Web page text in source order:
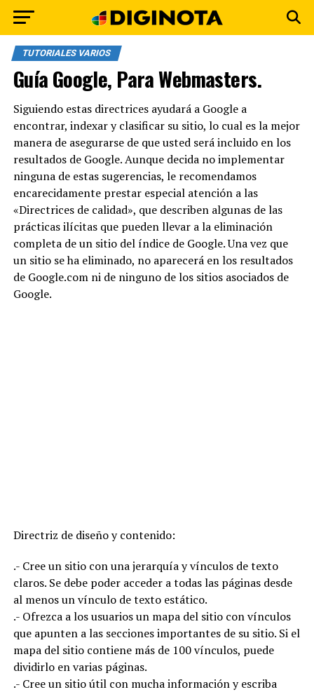
TUTORIALES VARIOS
Guía Google, Para Webmasters.
Siguiendo estas directrices ayudará a Google a
encontrar, indexar y clasificar su sitio, lo cual es la mejor
manera de asegurarse de que usted será incluido en los
resultados de Google. Aunque decida no implementar
ninguna de estas sugerencias, le recomendamos
encarecidamente prestar especial atención a las
«Directrices de calidad», que describen algunas de las
prácticas ilícitas que pueden llevar a la eliminación
completa de un sitio del índice de Google. Una vez que
un sitio se ha eliminado, no aparecerá en los resultados
de Google.com ni de ninguno de los sitios asociados de
Google.
Directriz de diseño y contenido:
.- Cree un sitio con una jerarquía y vínculos de texto
claros. Se debe poder acceder a todas las páginas desde
al menos un vínculo de texto estático.
.- Ofrezca a los usuarios un mapa del sitio con vínculos
que apunten a las secciones importantes de su sitio. Si el
mapa del sitio contiene más de 100 vínculos, puede
dividirlo en varias páginas.
.- Cree un sitio útil con mucha información y escriba